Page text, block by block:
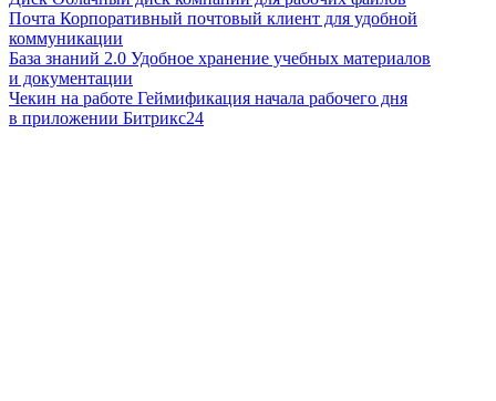
Почта Корпоративный почтовый клиент для удобной
коммуникации
База знаний 2.0 Удобное хранение учебных материалов
и документации
Чекин на работе Геймификация начала рабочего дня
в приложении Битрикс24